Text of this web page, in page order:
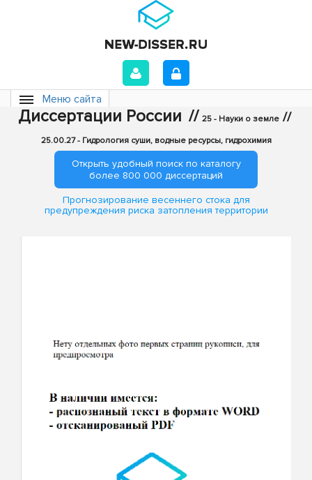
Меню сайта
Диссертации России // 25 - Науки о земле //
25.00.27 - Гидрология суши, водные ресурсы, гидрохимия
Открыть удобный поиск по каталогу
более 800 000 диссертаций
Прогнозирование весеннего стока для
предупреждения риска затопления территории